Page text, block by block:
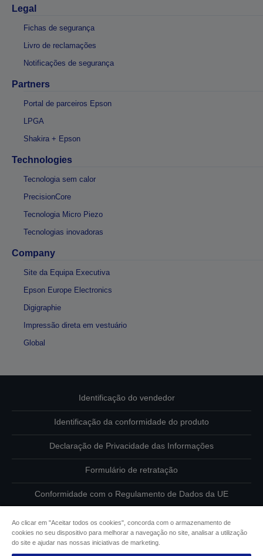
Legal
Fichas de segurança
Livro de reclamações
Notificações de segurança
Partners
Portal de parceiros Epson
LPGA
Shakira + Epson
Technologies
Tecnologia sem calor
PrecisionCore
Tecnologia Micro Piezo
Tecnologias inovadoras
Company
Site da Equipa Executiva
Epson Europe Electronics
Digigraphie
Impressão direta em vestuário
Global
Identificação do vendedor
Identificação da conformidade do produto
Declaração de Privacidade das Informações
Formulário de retratação
Conformidade com o Regulamento de Dados da UE
Informações sobre cookies
Ao clicar em "Aceitar todos os cookies", concorda com o armazenamento de
cookies no seu dispositivo para melhorar a navegação no site, analisar a utilização
do site e ajudar nas nossas iniciativas de marketing.